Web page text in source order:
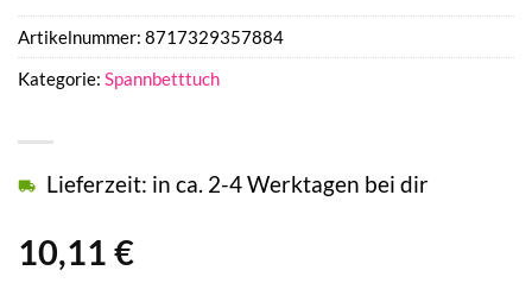
10,11 €
Lieferzeit: in ca. 2-4 Werktagen bei dir
Artikelnummer: 8717329357884
Kategorie: Spannbetttuch